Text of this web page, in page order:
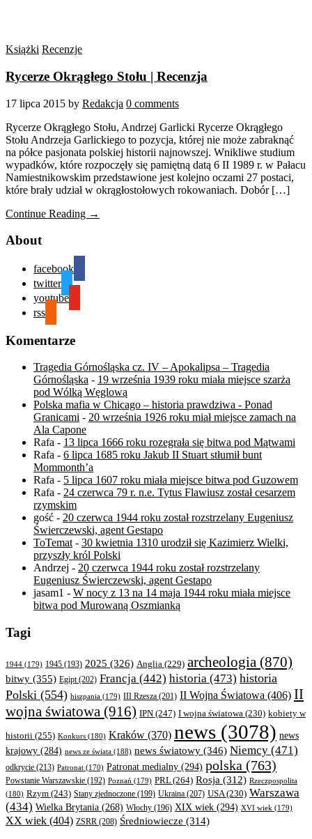
Książki Recenzje
Rycerze Okrągłego Stołu | Recenzja
17 lipca 2015 by Redakcja 0 comments
Rycerze Okrągłego Stołu, Andrzej Garlicki Rycerze Okrągłego
Stołu Andrzeja Garlickiego to pozycja, której nie może zabraknąć
na półce pasjonata polskiej historii najnowszej. Wnikliwe studium
wypadków, które rozpoczęły się pamiętną datą 6 II 1989 r. w Pałacu
Namiestnikowskim przedstawione jest kolejno oczami 27 postaci,
które brały udział w okrągłostołowych rokowaniach. Dobór […]
Continue Reading →
About
facebook
twitter
youtube
rss
Komentarze
Tragedia Górnośląska cz. IV – Apokalipsa – Tragedia
Górnośląska - 19 września 1939 roku miała miejsce szarża
pod Wólką Węglową
Polska mafia w Chicago – historia prawdziwa - Ponad
Granicami - 20 września 1926 roku miał miejsce zamach na
Ala Capone
Rafa - 13 lipca 1666 roku rozegrała się bitwa pod Mątwami
Rafa - 6 lipca 1685 roku Jakub II Stuart stłumił bunt
Mommonth’a
Rafa - 5 lipca 1607 roku miała miejsce bitwa pod Guzowem
Rafa - 24 czerwca 79 r. n.e. Tytus Flawiusz został cesarzem
rzymskim
gość - 20 czerwca 1944 roku został rozstrzelany Eugeniusz
Świerczewski, agent Gestapo
ToTemat- 30 kwietnia 1310 urodził się Kazimierz Wielki,
przyszły król Polski
Andrzej - 20 czerwca 1944 roku został rozstrzelany
Eugeniusz Świerczewski, agent Gestapo
jasam1 - W nocy z 13 na 14 maja 1944 roku miała miejsce
bitwa pod Murowaną Oszmianką
Tagi
1944 (179) 1945 (193) 2025 (326) Anglia (229) archeologia (870)
bitwy (355) Egipt(202) Francja (442) historia (473) historia
Polski (554) hiszpania (179) III Rzesza (201) II Wojna Światowa (406) II
wojna światowa (916) IPN (247) I wojna światowa (230) kobiety w
historii (255) Konkurs (180) Kraków (370) news (3078) news
krajowy (284) news ze świata (188) news światowy (346) Niemcy (471)
odkrycie (213) Patronat (170) Patronat medialny (294) polska (763)
Powstanie Warszawskie (192) Poznań (179) PRL(264) Rosja (312) Rzeczpospolita
(180) Rzym (243) Stany zjednoczone (199) Ukraina (207) USA(230) Warszawa
(434) Wielka Brytania (268) Włochy (196) XIX wiek (294) XVI wiek (179)
XX wiek (404) ZSRR (208) Średniowiecze (314)